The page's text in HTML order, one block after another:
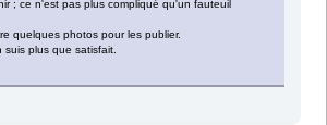
; ce n'est pas plus compliqué qu'un fauteuil
quelques photos pour les publier.
suis plus que satisfait.